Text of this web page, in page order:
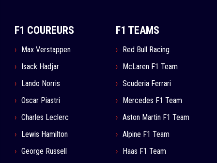
F1 COUREURS
Max Verstappen
Isack Hadjar
Lando Norris
Oscar Piastri
Charles Leclerc
Lewis Hamilton
George Russell
F1 TEAMS
Red Bull Racing
McLaren F1 Team
Scuderia Ferrari
Mercedes F1 Team
Aston Martin F1 Team
Alpine F1 Team
Haas F1 Team